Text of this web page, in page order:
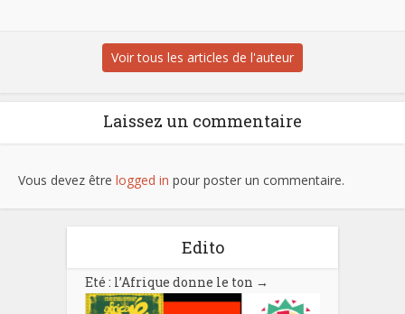
Voir tous les articles de l'auteur
Laissez un commentaire
Vous devez être logged in pour poster un commentaire.
Edito
Eté : l’Afrique donne le ton →